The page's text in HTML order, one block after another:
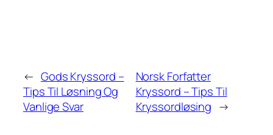
← Gods Kryssord –
Tips Til Løsning Og
Vanlige Svar
Norsk Forfatter
Kryssord – Tips Til
Kryssordløsing →